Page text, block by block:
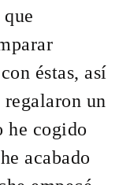
éstas, así
regalaron un
he cogido
acabado